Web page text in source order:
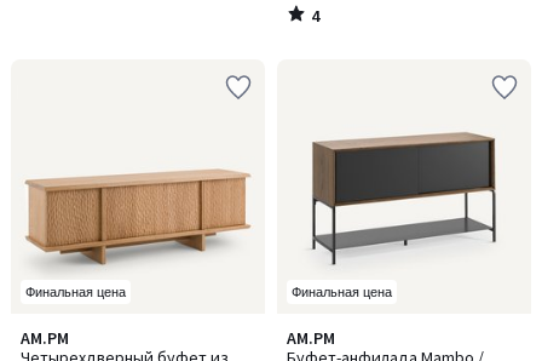
4
/
Финальная цена
AM.PM
5
/
Финальная цена
AM.PM
3,5
/ 5